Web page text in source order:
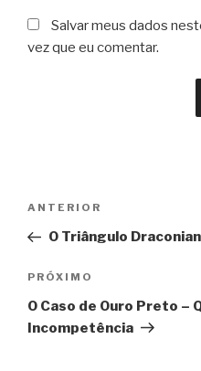
Salvar meus dados
vez que eu comentar.
Post
Post
anterior
ANTERIOR
O Triângulo
Próximo
post
PRÓXIMO
O Caso de Ouro Preto –
Incompetência